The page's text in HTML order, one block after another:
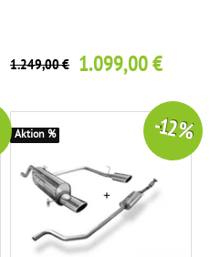
1.249,00 € 1.099,00 €
-12 %
Aktion %